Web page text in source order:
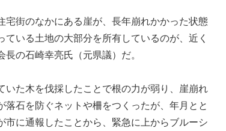
街のなかにある崖が、長年崩れかかった状態
いる土地の大部分を所有しているのが、近く
の石崎幸亮氏（元県議）だ。
た木を伐採したことで根の力が弱り、崖崩れ
石を防ぐネットや柵をつくったが、年月とと
市に通報したことから、緊急に上からブルーシ